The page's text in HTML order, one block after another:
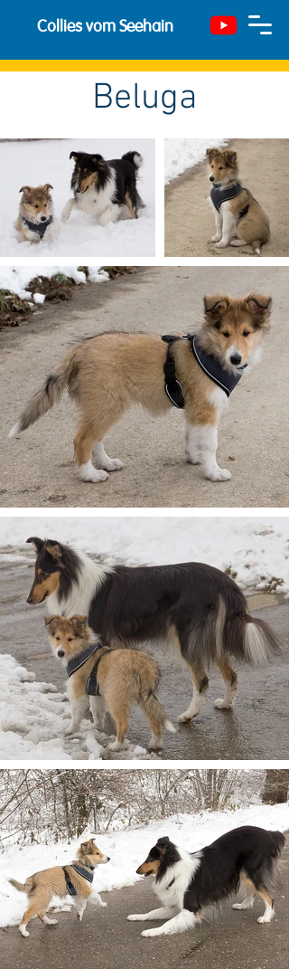
Collies vom Seehain
Beluga